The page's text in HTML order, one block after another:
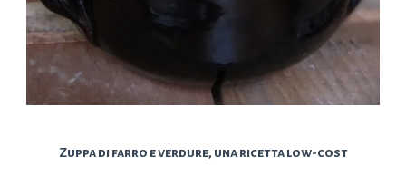
Zuppa di farro e verdure, una ricetta low-cost